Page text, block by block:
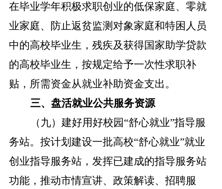
在毕业学年积极求职创业的低保家庭、零就
业家庭、防止返贫监测对象家庭和特困人员
中的高校毕业生，残疾及获得国家助学贷款
的高校毕业生，按规定给予一次性求职补
贴，所需资金从就业补助资金支出。
三、盘活就业公共服务资源
（九）建好用好校园“舒心就业”指导服
务站。 按计划建设一批高校“舒心就业”就业
创业指导服务站，发挥已建成的指导服务站
功能，推动市情宣讲、政策解读、招聘服